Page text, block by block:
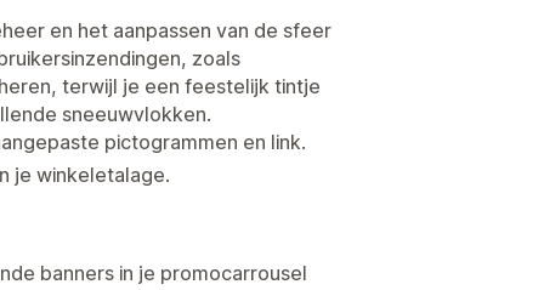
en het aanpassen van de sfeer
zoals
terwijl je een feestelijk tintje
sneeuwvlokken.
pictogrammen en link.
je winkeletalage.
banners in je promocarrousel